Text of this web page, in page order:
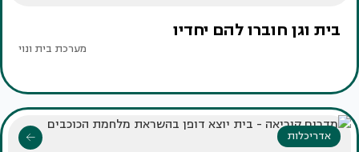
בית וגן חוברו להם יחדיו
מערכת בית ונוי
אדריכלות